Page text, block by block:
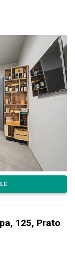
125, Prato